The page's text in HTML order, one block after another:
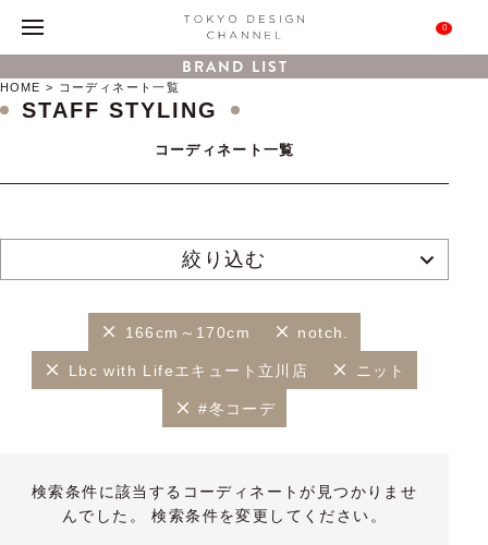
0
BRAND LIST
HOME コーディネート一覧
STAFF STYLING
コーディネート一覧
絞り込む
166cm～170cm notch.
Lbc with Lifeエキュート立川店 ニット
#冬コーデ
検索条件に該当するコーディネートが見つかりませ
んでした。 検索条件を変更してください。